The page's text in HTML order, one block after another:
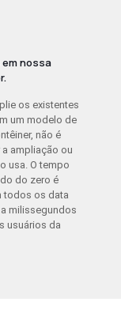
nossa
os existentes
um modelo de
não é
ampliação ou
usa. O tempo
do zero é
todos os data
milissegundos
usuários da